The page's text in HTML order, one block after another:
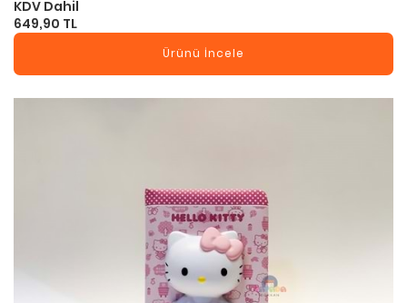
KDV Dahil
649,90 TL
Ürünü İncele